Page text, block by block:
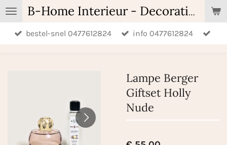
Ga
direct
naar
B-Home Interieur - Decoratie & Geschenken - Geurartikelen
bestel-snel 0477612824 info 0477612824
Lampe Berger
Giftset Holly
Nude